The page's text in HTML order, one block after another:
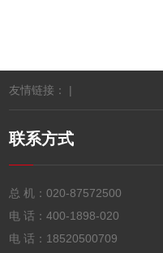
友情链接： |
联系方式
总 机：020-87572500
电 话：400-1898-020
电 话： 18520500709